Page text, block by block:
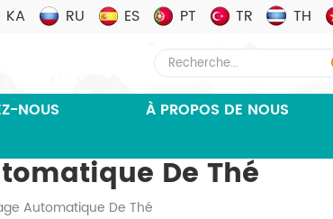
KA RU ES PT TR TH
NOUS
À PROPOS DE NOUS
De Thé
Automatique De Thé